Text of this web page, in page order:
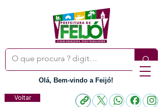
Olá, Bem-vindo a Feijó!
Voltar